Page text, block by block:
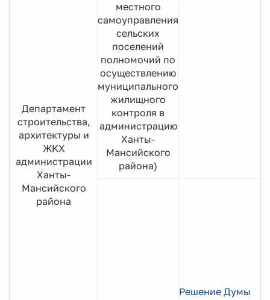
Департамент
строительства,
архитектуры и
ЖКХ
администрации
Ханты-
Мансийского
района
местного
самоуправления
сельских
поселений
полномочий по
осуществлению
муниципального
жилищного
контроля в
администрацию
Ханты-
Мансийского
района)
Решение Думы